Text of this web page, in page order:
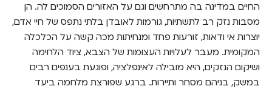
החיים במדינה בה מתרחשים וגם על האזורים הסמוכים לה. הן
מסבות נזק רב לתשתיות, גורמות לאובדן בלתי נתפס של חיי אדם,
יוצרות אי ודאות, זורעות פחד ומנחיתות מכה קשה על הכלכלה
המקומית. מעבר לעלויות העצומות של הצבא, ציוד הלחימה
ושיקום הנזקים, היא מובילה לאינפלציה, ופוגעת בענפים רבים
במשק, בניהם מסחר ותיירות. ברגע שפורצת מלחמה ביעד